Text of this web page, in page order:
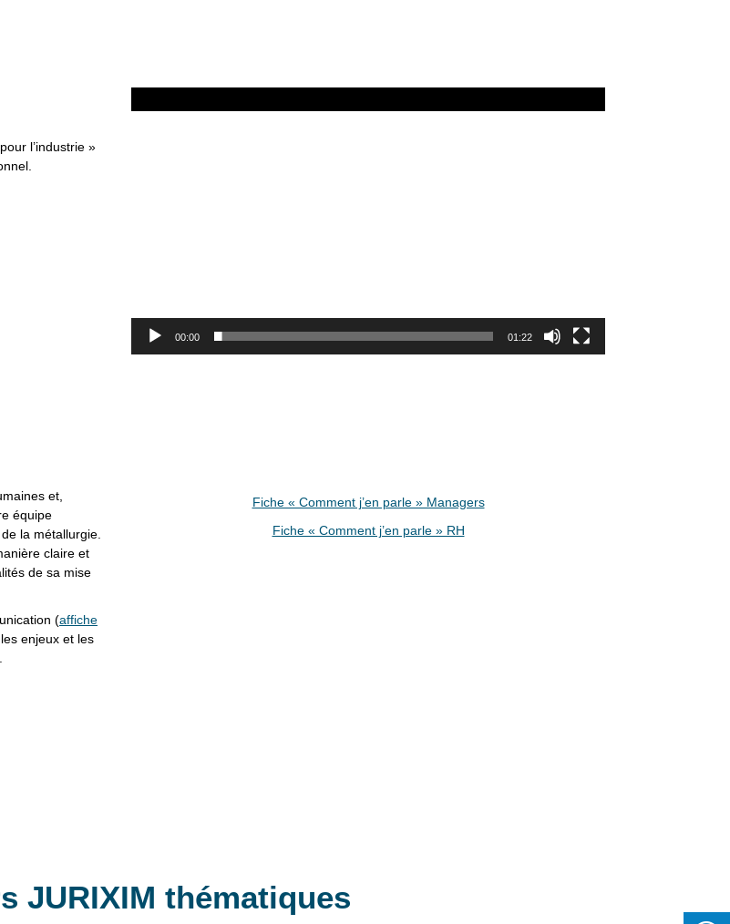
l’industrie »
vidéo
00:00 01:22
et,
équipe
la métallurgie.
claire et
de sa mise
(affiche
enjeux et les
Fiche « Comment j’en parle » Managers
Fiche « Comment j’en parle » RH
JURIXIM thématiques